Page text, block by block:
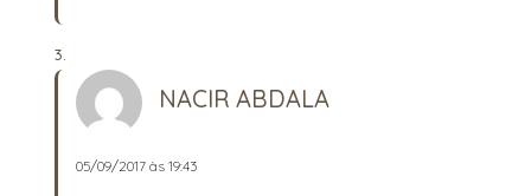
NACIR ABDALA
05/09/2017 às 19:43